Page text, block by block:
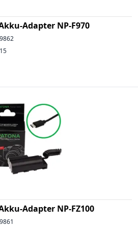
Adapter NP-F970
Adapter NP-FZ100